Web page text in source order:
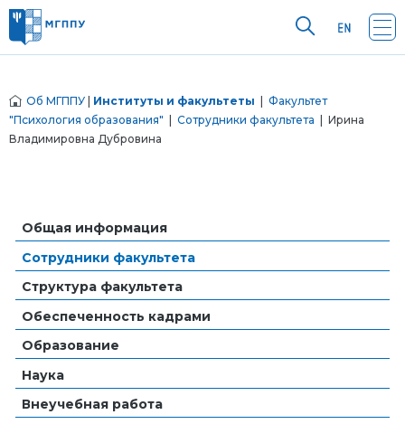
Об МГППУ Институты и факультеты
Факультет
"Психология образования"
Сотрудники факультета | Ирина
Владимировна Дубровина
Общая информация
Сотрудники факультета
Структура факультета
Обеспеченность кадрами
Образование
Наука
Внеучебная работа